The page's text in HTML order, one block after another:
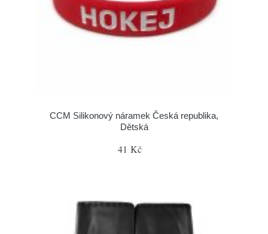
CCM Silikonový náramek Česká republika,
Dětská
41 Kč